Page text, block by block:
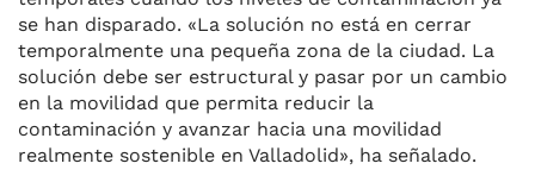
se han disparado. «La solución no está en cerrar
temporalmente una pequeña zona de la ciudad. La
solución debe ser estructural y pasar por un cambio
en la movilidad que permita reducir la
contaminación y avanzar hacia una movilidad
realmente sostenible en Valladolid», ha señalado.